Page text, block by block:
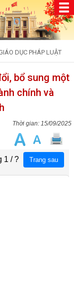
DỤC PHÁP LUẬT
bổ sung một
chính và
15/09/2025